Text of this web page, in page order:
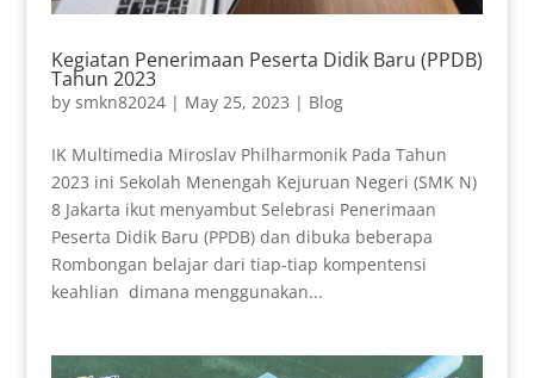
Kegiatan Penerimaan Peserta Didik Baru (PPDB)
Tahun 2023
by smkn82024| May 25, 2023 | Blog
IK Multimedia Miroslav Philharmonik Pada Tahun
2023 ini Sekolah Menengah Kejuruan Negeri (SMK N)
8 Jakarta ikut menyambut Selebrasi Penerimaan
Peserta Didik Baru (PPDB) dan dibuka beberapa
Rombongan belajar dari tiap-tiap kompentensi
keahlian dimana menggunakan...